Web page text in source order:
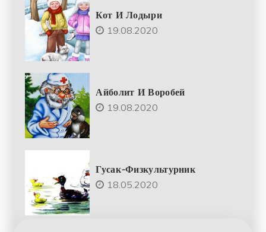
Кот И Лодыри
19.08.2020
Айболит И Воробей
19.08.2020
Гусак-Физкультурник
18.05.2020